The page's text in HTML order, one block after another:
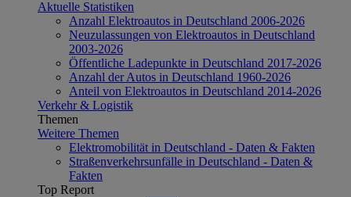
Aktuelle Statistiken
Anzahl Elektroautos in Deutschland 2006-2026
Neuzulassungen von Elektroautos in Deutschland
2003-2026
Öffentliche Ladepunkte in Deutschland 2017-2026
Anzahl der Autos in Deutschland 1960-2026
Anteil von Elektroautos in Deutschland 2014-2026
Verkehr & Logistik
Themen
Weitere Themen
Elektromobilität in Deutschland - Daten & Fakten
Straßenverkehrsunfälle in Deutschland - Daten &
Fakten
Top Report